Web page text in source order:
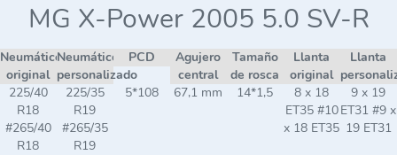
MG X-Power 2005 5.0 SV-R
Neumático
original
Neumático
personalizado
PCD
Agujero
central
Tamaño
de rosca
Llanta
original
Llanta
225/40
R18
#265/40
R18
225/35
R19
#265/35
R19
5*108 67,1 mm 14*1,5
8 x 18
ET35 #10
x 18 ET35
9 x 19
ET31 #9 x
19 ET31